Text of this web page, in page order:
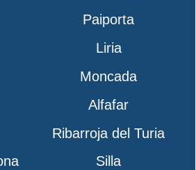
Paiporta
Liria
Moncada
Alfafar
Ribarroja del Turia
Silla